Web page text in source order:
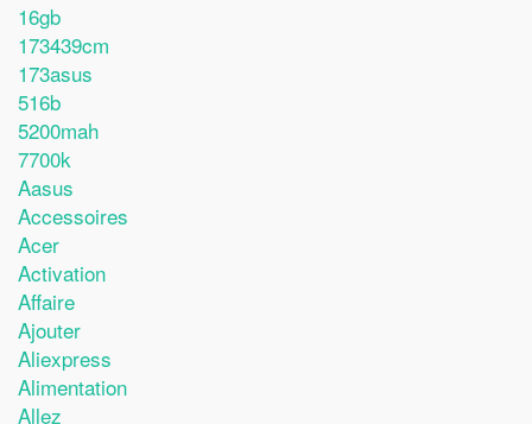
16gb
173439cm
173asus
516b
5200mah
7700k
Aasus
Accessoires
Acer
Activation
Affaire
Ajouter
Aliexpress
Alimentation
Allez